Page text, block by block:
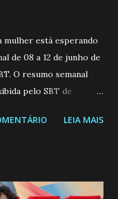
mulher está esperando
de 08 a 12 de junho de
O resumo semanal
pelo SBT de
08/06/26 a 14/06/26
ser o tipo de
LEIA MAIS